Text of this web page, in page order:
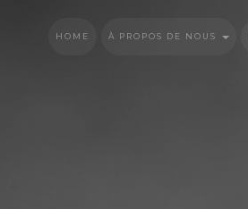
HOME À PROPOS DE NOUS